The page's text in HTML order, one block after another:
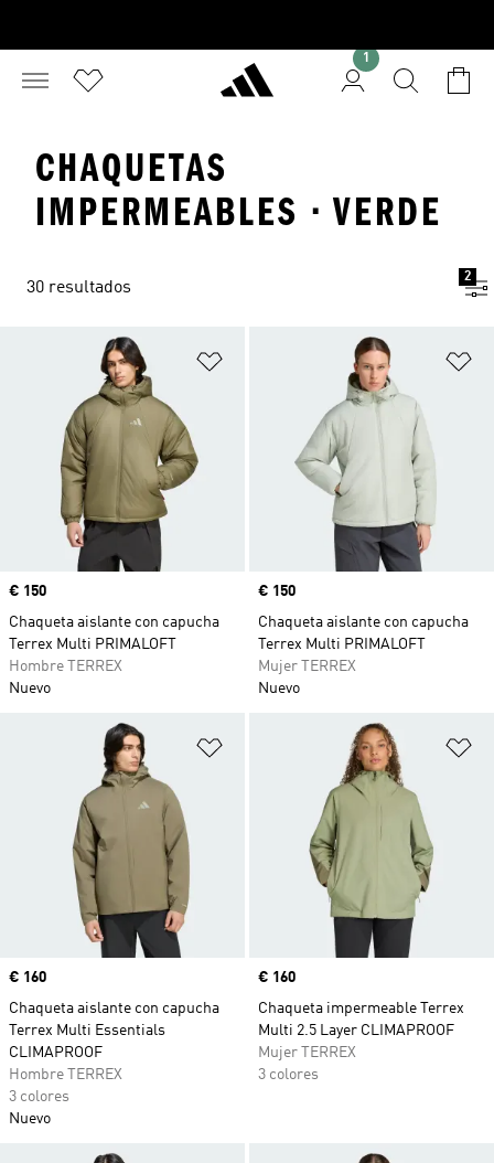
CHAQUETAS
IMPERMEABLES · VERDE
30 resultados
2
Añadir a la lista de deseos
Precio
€ 150
Chaqueta aislante con capucha
Terrex Multi PRIMALOFT
Hombre TERREX
Nuevo
Precio
€ 150
Chaqueta aislante con capucha
Terrex Multi PRIMALOFT
Mujer TERREX
Nuevo
Añadir a la lista de deseos
Precio
€ 160
Chaqueta aislante con capucha
Terrex Multi Essentials
CLIMAPROOF
Hombre TERREX
3 colores
Nuevo
Precio
€ 160
Chaqueta impermeable Terrex
Multi 2.5 Layer CLIMAPROOF
Mujer TERREX
3 colores